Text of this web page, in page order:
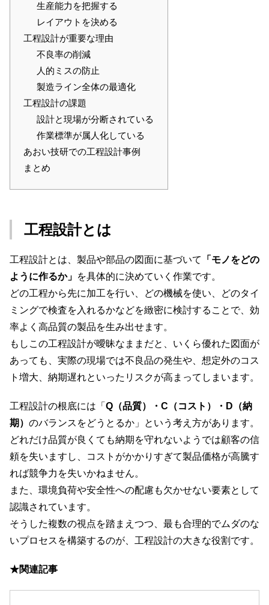
生産能力を把握する
レイアウトを決める
工程設計が重要な理由
不良率の削減
人的ミスの防止
製造ライン全体の最適化
工程設計の課題
設計と現場が分断されている
作業標準が属人化している
あおい技研での工程設計事例
まとめ
工程設計とは
工程設計とは、製品や部品の図面に基づいて 「モノをどの
ように作るか」 を具体的に決めていく作業です。
どの工程から先に加工を行い、どの機械を使い、どのタイ
ミングで検査を入れるかなどを緻密に検討することで、効
率よく高品質の製品を生み出せます。
もしこの工程設計が曖昧なままだと、いくら優れた図面が
あっても、実際の現場では不良品の発生や、想定外のコス
ト増大、納期遅れといったリスクが高まってしまいます。
工程設計の根底には「 Q（品質）・C（コスト）・D（納
期） のバランスをどうとるか」という考え方があります。
どれだけ品質が良くても納期を守れないようでは顧客の信
頼を失いますし、コストがかかりすぎて製品価格が高騰す
れば競争力を失いかねません。
また、環境負荷や安全性への配慮も欠かせない要素として
認識されています。
そうした複数の視点を踏まえつつ、最も合理的でムダのな
いプロセスを構築するのが、工程設計の大きな役割です。
★関連記事